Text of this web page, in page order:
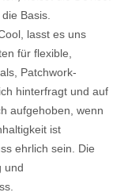
Basis.
lasst es uns
für flexible,
Patchwork-
hinterfragt und auf
aufgehoben, wenn
ist
ehrlich sein. Die
und